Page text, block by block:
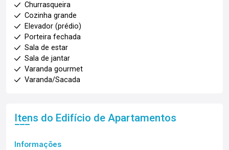
Churrasqueira
Cozinha grande
Elevador (prédio)
Porteira fechada
Sala de estar
Sala de jantar
Varanda gourmet
Varanda/Sacada
Itens do Edifício de Apartamentos
Informações